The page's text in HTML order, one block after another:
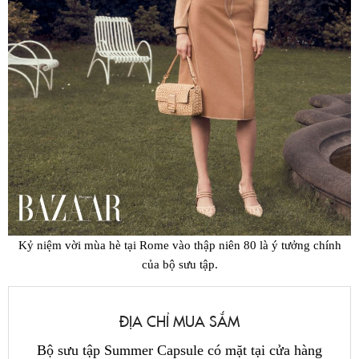
Kỷ niệm vời mùa hè tại Rome vào thập niên 80 là ý tưởng chính
của bộ sưu tập.
ĐỊA CHỈ MUA SẮM
Bộ sưu tập Summer Capsule có mặt tại cửa hàng